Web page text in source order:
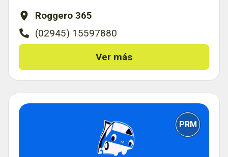
Roggero 365
(02945) 15597880
Ver más
PRM